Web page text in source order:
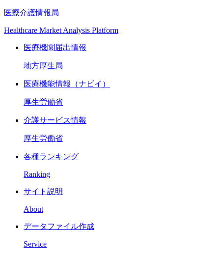
医療介護情報局
Healthcare Market Analysis Platform
医療機関届出情報
地方厚生局
医療機能情報（ナビイ）
厚生労働省
介護サービス情報
厚生労働省
各種ランキング
Ranking
サイト説明
About
データファイル作成
Service